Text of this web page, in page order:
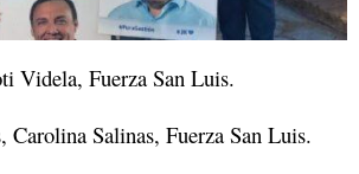
Videla, Fuerza San Luis.
Carolina Salinas, Fuerza San Luis.